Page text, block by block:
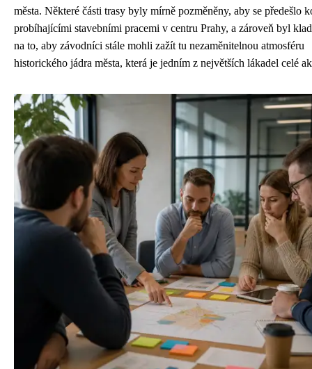
města. Některé části trasy byly mírně pozměněny, aby se předešlo
probíhajícími stavebními pracemi v centru Prahy, a zároveň byl
na to, aby závodníci stále mohli zažít tu nezaměnitelnou atmosféru
historického jádra města, která je jedním z největších lákadel celé